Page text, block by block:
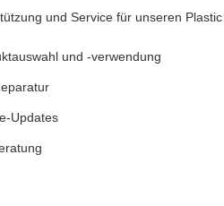
und Service für unseren
und -verwendung
Updates